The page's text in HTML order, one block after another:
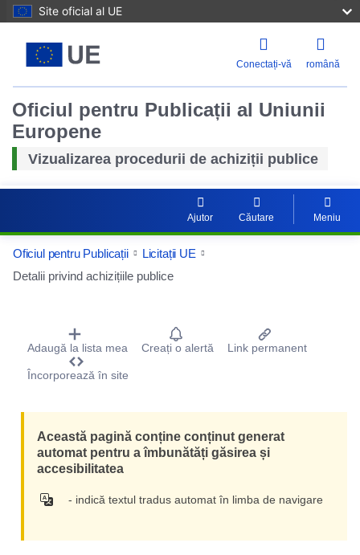
Site oficial al UE
Conectați-vă română
Oficiul pentru Publicații al Uniunii
Europene
Vizualizarea procedurii de achiziții publice
Ajutor Căutare Meniu
Oficiul pentru Publicații
Licitații UE
Detalii privind achizițiile publice
Procurement Detail Actions Portlet
Adaugă la lista mea Creați o alertă Link permanent
Încorporează în site
Această pagină conține conținut generat
automat pentru a îmbunătăți găsirea și
accesibilitatea
- indică textul tradus automat în limba de navigare